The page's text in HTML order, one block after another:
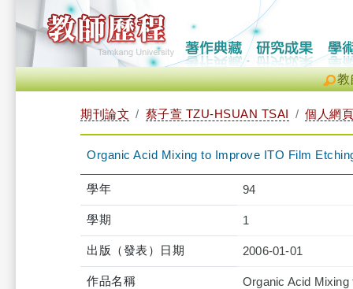
教
期刊論文 蔡子萱 TZU-HSUAN TSAI 個人網頁
Organic Acid Mixing to Improve ITO Film
學年 94
學期 1
出版（發表）日期 2006-01-01
作品名稱 Organic Acid